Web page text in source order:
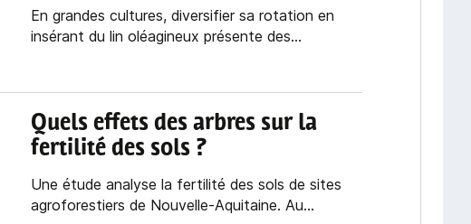
En grandes cultures, diversifier sa rotation en
insérant du lin oléagineux présente des...
Quels effets des arbres sur la
fertilité des sols ?
Une étude analyse la fertilité des sols de sites
agroforestiers de Nouvelle-Aquitaine. Au...